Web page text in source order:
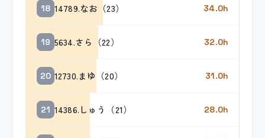
18 14789.なお（23） 34.0h
19 5634.さら（22） 32.0h
20 12730.まゆ（20） 31.0h
21 14386.しゅう（21） 28.0h